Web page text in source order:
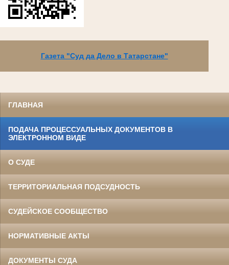
Газета "Суд да Дело в Татарстане"
ГЛАВНАЯ
ПОДАЧА ПРОЦЕССУАЛЬНЫХ ДОКУМЕНТОВ В
ЭЛЕКТРОННОМ ВИДЕ
О СУДЕ
ТЕРРИТОРИАЛЬНАЯ ПОДСУДНОСТЬ
СУДЕЙСКОЕ СООБЩЕСТВО
НОРМАТИВНЫЕ АКТЫ
ДОКУМЕНТЫ СУДА